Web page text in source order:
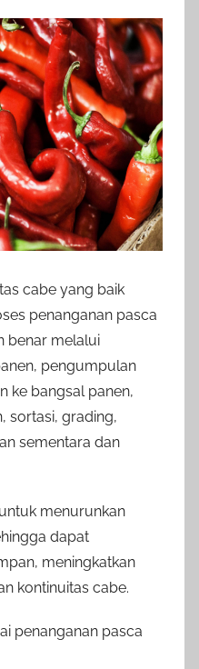
cabe yang baik
penanganan pasca
benar melalui
pengumpulan
ke bangsal panen,
sortasi, grading,
sementara dan
menurunkan
dapat
meningkatkan
kontinuitas cabe.
penanganan pasca